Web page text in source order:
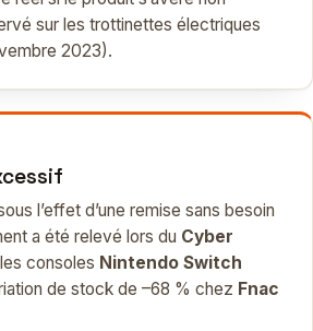
sur les trottinettes électriques
2023).
l’effet d’une remise sans besoin
a été relevé lors du Cyber
consoles Nintendo Switch
de stock de –68 % chez Fnac